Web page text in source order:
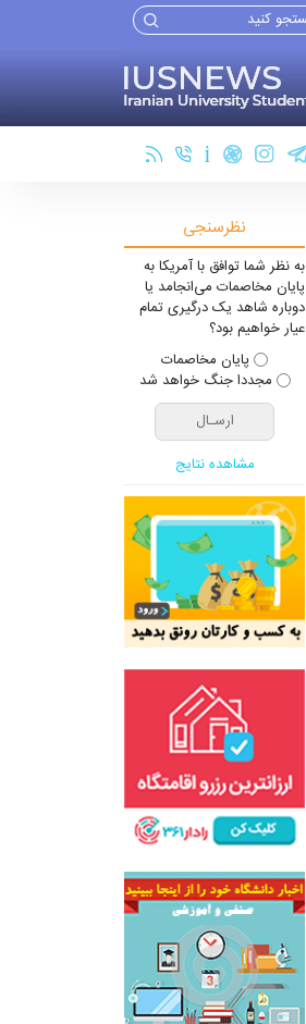
نظرسنجی
به نظر شما توافق با آمریکا به
پایان مخاصمات می‌انجامد یا
دوباره شاهد یک درگیری تمام
عیار خواهیم بود؟
پایان مخاصمات
مجددا جنگ خواهد شد
مشاهده نتایج